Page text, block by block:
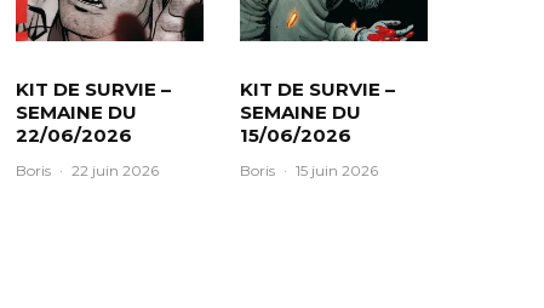
KIT DE SURVIE –
SEMAINE DU
22/06/2026
Boris · 22 juin 2026
KIT DE SURVIE –
SEMAINE DU
15/06/2026
Boris · 15 juin 2026